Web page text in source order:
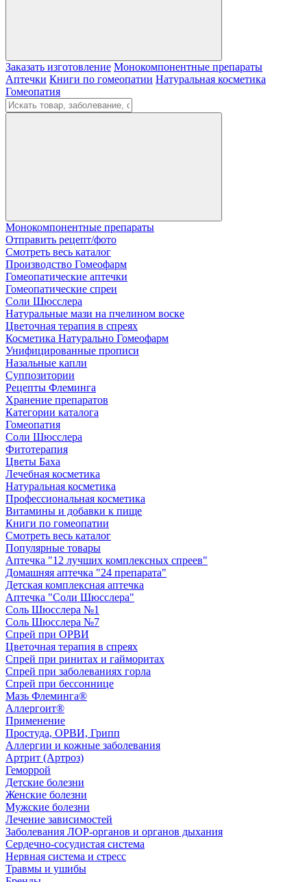
Заказать изготовление Монокомпонентные препараты
Аптечки Книги по гомеопатии Натуральная косметика
Гомеопатия
Монокомпонентные препараты
Отправить рецепт/фото
Смотреть весь каталог
Производство Гомеофарм
Гомеопатические аптечки
Гомеопатические спреи
Соли Шюсслера
Натуральные мази на пчелином воске
Цветочная терапия в спреях
Косметика Натурально Гомеофарм
Унифицированные прописи
Назальные капли
Суппозитории
Рецепты Флеминга
Хранение препаратов
Категории каталога
Гомеопатия
Соли Шюсслера
Фитотерапия
Цветы Баха
Лечебная косметика
Натуральная косметика
Профессиональная косметика
Витамины и добавки к пище
Книги по гомеопатии
Смотреть весь каталог
Популярные товары
Аптечка "12 лучших комплексных спреев"
Домашняя аптечка "24 препарата"
Детская комплексная аптечка
Аптечка "Соли Шюсслера"
Соль Шюсслера №1
Соль Шюсслера №7
Спрей при ОРВИ
Цветочная терапия в спреях
Спрей при ринитах и гайморитах
Спрей при заболеваниях горла
Спрей при бессоннице
Мазь Флеминга®
Аллергоит®
Применение
Простуда, ОРВИ, Грипп
Аллергии и кожные заболевания
Артрит (Артроз)
Геморрой
Детские болезни
Женские болезни
Мужские болезни
Лечение зависимостей
Заболевания ЛОР-органов и органов дыхания
Сердечно-сосудистая система
Нервная система и стресс
Травмы и ушибы